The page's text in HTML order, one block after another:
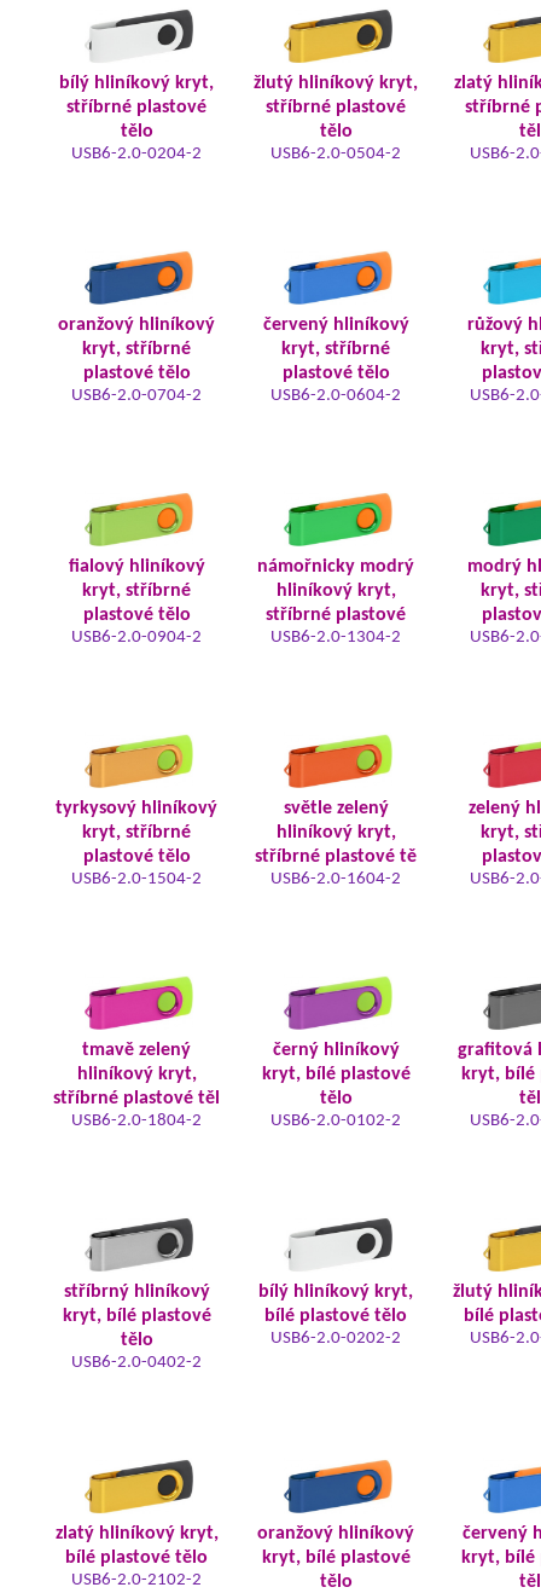
bílý hliníkový kryt,
stříbrné plastové
tělo
USB6-2.0-0204-2
žlutý hliníkový kryt,
stříbrné plastové
tělo
USB6-2.0-0504-2
zlatý
stříbrné
USB6-
oranžový hliníkový
kryt, stříbrné
plastové tělo
USB6-2.0-0704-2
červený hliníkový
kryt, stříbrné
plastové tělo
USB6-2.0-0604-2
růžový
kryt,
USB6-
fialový hliníkový
kryt, stříbrné
plastové tělo
USB6-2.0-0904-2
námořnicky modrý
hliníkový kryt,
stříbrné plastové
USB6-2.0-1304-2
modrý
kryt,
USB6-
tyrkysový hliníkový
kryt, stříbrné
plastové tělo
USB6-2.0-1504-2
světle zelený
hliníkový kryt,
stříbrné plastové tě
USB6-2.0-1604-2
zelený
kryt,
USB6-
tmavě zelený
hliníkový kryt,
stříbrné plastové těl
USB6-2.0-1804-2
černý hliníkový
kryt, bílé plastové
tělo
USB6-2.0-0102-2
grafitová
kryt, bílé
USB6-
stříbrný hliníkový
kryt, bílé plastové
tělo
USB6-2.0-0402-2
bílý hliníkový kryt,
bílé plastové tělo
USB6-2.0-0202-2
žlutý
bílé
USB6-
zlatý hliníkový kryt,
bílé plastové tělo
USB6-2.0-2102-2
oranžový hliníkový
kryt, bílé plastové
tělo
červený
kryt, bílé